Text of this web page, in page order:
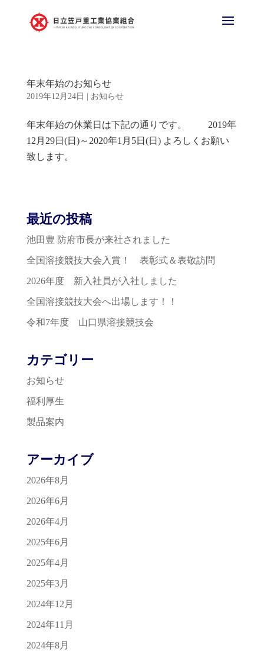
年末年始のお知らせ
2019年12月24日 お知らせ
年末年始の休業日は下記の通りです。 2019年
12月29日(日)～2020年1月5日(日) よろしくお願い
致します。
最近の投稿
池田豊 防府市長が来社されました
全国溶接競技大会入賞！ 表彰式＆表敬訪問
2026年度 新入社員が入社しました
全国溶接競技大会へ出場します！！
令和7年度 山口県溶接競技会
カテゴリー
お知らせ
福利厚生
製品案内
アーカイブ
2026年8月
2026年6月
2026年4月
2025年6月
2025年4月
2025年3月
2024年12月
2024年11月
2024年8月